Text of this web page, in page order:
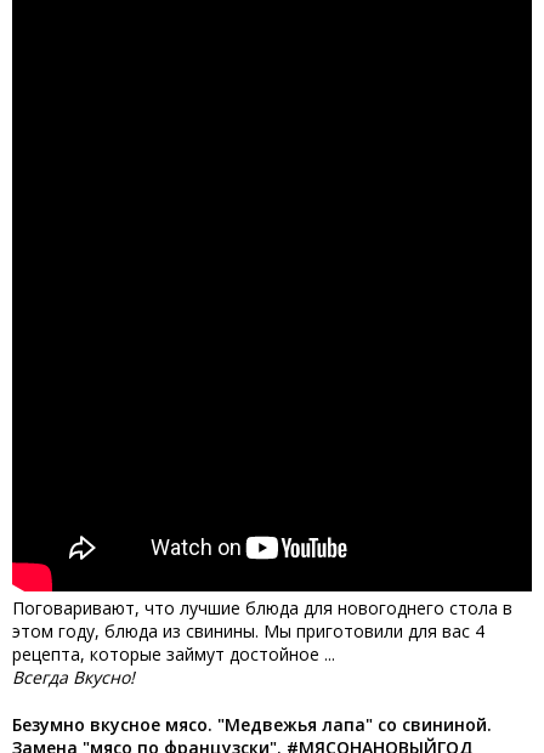
Поговаривают, что лучшие блюда для новогоднего стола в
этом году, блюда из свинины. Мы приготовили для вас 4
рецепта, которые займут достойное ...
Всегда Вкусно!
Безумно вкусное мясо. "Медвежья лапа" со свининой.
Замена "мясо по французски". #МЯСОНАНОВЫЙГОД